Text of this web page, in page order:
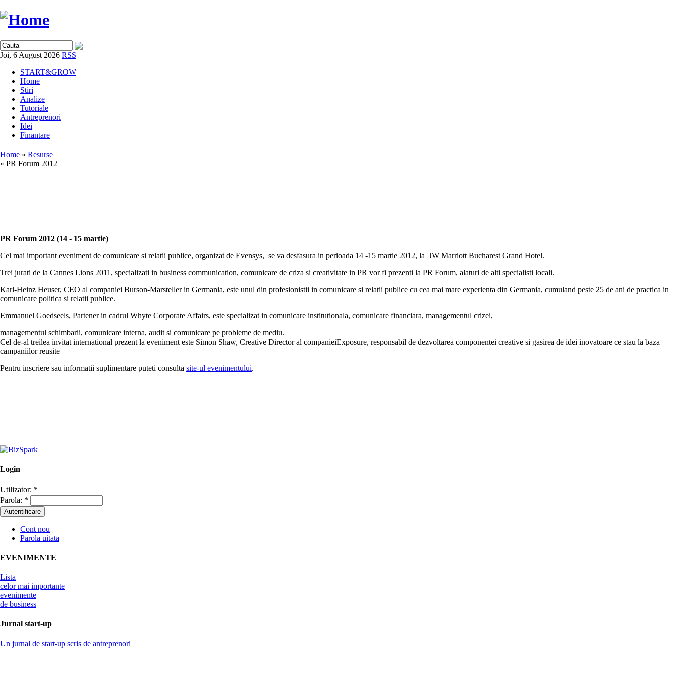
Joi, 6 August 2026 RSS
START&GROW
Home
Stiri
Analize
Tutoriale
Antreprenori
Idei
Finantare
Home » Resurse
» PR Forum 2012
PR Forum 2012 (14 - 15 martie)
Cel mai important eveniment de comunicare si relatii publice, organizat de Evensys, se va desfasura in perioada 14 -15 martie 2012, la JW Marriott Bucharest Grand Hotel.
Trei jurati de la Cannes Lions 2011, specializati in business communication, comunicare de criza si creativitate in PR vor fi prezenti la PR Forum, alaturi de alti specialisti locali.
Karl-Heinz Heuser, CEO al companiei Burson-Marsteller in Germania, este unul din profesionistii in comunicare si relatii publice cu cea mai mare experienta din Germania, cumuland peste 25 de ani de practica in
comunicare politica si relatii publice.
Emmanuel Goedseels, Partener in cadrul Whyte Corporate Affairs, este specializat in comunicare institutionala, comunicare financiara, managementul crizei,
managementul schimbarii, comunicare interna, audit si comunicare pe probleme de mediu.
Cel de-al treilea invitat international prezent la eveniment este Simon Shaw, Creative Director al companieiExposure, responsabil de dezvoltarea componentei creative si gasirea de idei inovatoare ce stau la baza
campaniilor reusite
Pentru inscriere sau informatii suplimentare puteti consulta site-ul evenimentului.
Login
Utilizator: *
Parola: *
Cont nou
Parola uitata
EVENIMENTE
Lista
celor mai importante
evenimente
de business
Jurnal start-up
Un jurnal de start-up scris de antreprenori